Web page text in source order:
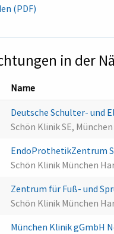
(PDF)
in der
Name
Deutsche Schulter- und
Schön Klinik SE,
EndoProthetikZentrum
Schön Klinik München
Zentrum für Fuß- und
Schön Klinik München
München Klinik gGmbH